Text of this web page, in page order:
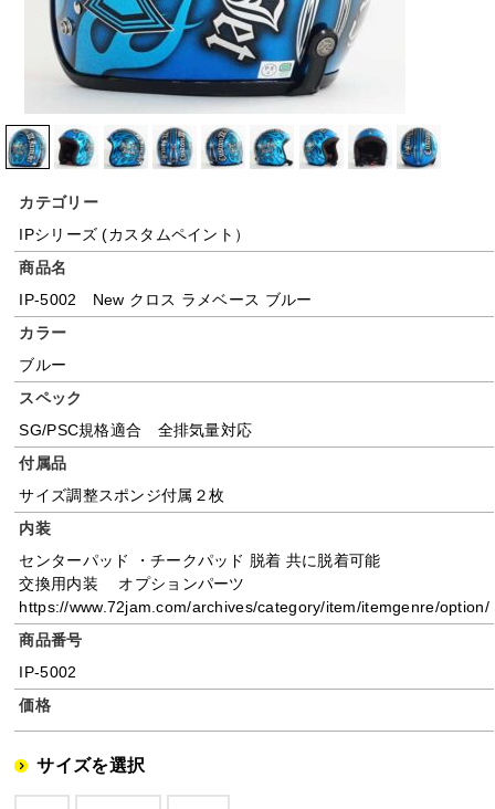
カテゴリー
IPシリーズ (カスタムペイント）
商品名
IP-5002 New クロス ラメベース ブルー
カラー
ブルー
スペック
SG/PSC規格適合 全排気量対応
付属品
サイズ調整スポンジ付属２枚
内装
センターパッド ・チークパッド 脱着 共に脱着可能
交換用内装 オプションパーツ
https://www.72jam.com/archives/category/item/itemgenre/option/
商品番号
IP-5002
価格
サイズを選択